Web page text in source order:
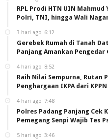
RPL Prodi HTN UIN
Polri, TNI, hingga Wali
3 hari ago 6:12
Gerebek Rumah di Tanah
Panjang Amankan
4 hari ago 8:52
Raih Nilai Sempurna, Rutan
Penghargaan IKPA dari
4 hari ago 7:48
Polres Padang Panjang Cek
Pemegang Senpi Wajib Tes
5 hari ago 3:46